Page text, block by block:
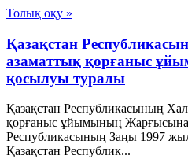
Толық оқу »
Қазақстан
азаматтық қорғаныс
қосылуы туралы
Қазақстан Республикасының
қорғаныс ұйымының Жарғысына
Республикасының Заңы 1997
Қазақстан Республик...